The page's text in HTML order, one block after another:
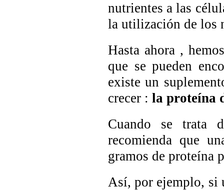
nutrientes a las
la utilización de los
Hasta ahora ,
que se pueden
existe un
crecer : la proteína
Cuando se trata
recomienda que
gramos de proteína
Así, por ejemplo, si